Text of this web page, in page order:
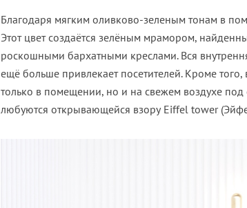
Благодаря мягким оливково-зеленым тонам в
Этот цвет создаётся зелёным мрамором,
роскошными бархатными креслами. Вся
ещё больше привлекает посетителей. Кроме
только в помещении, но и на свежем воздухе под
любуются открывающейся взору Eiffel tower